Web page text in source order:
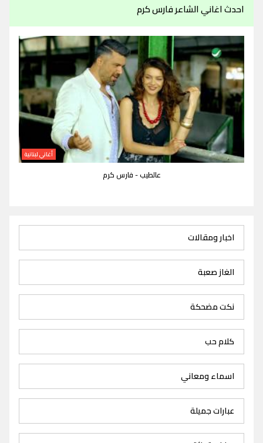
احدث اغاني الشاعر فارس كرم
أغاني لبنانية
عالطيب - فارس كرم
اخبار ومقالات
الغاز صعبة
نكت مضحكة
كلام حب
اسماء ومعاني
عبارات جميلة